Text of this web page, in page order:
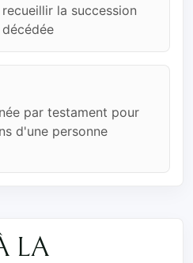
la succession
par testament pour
d'une personne
LA